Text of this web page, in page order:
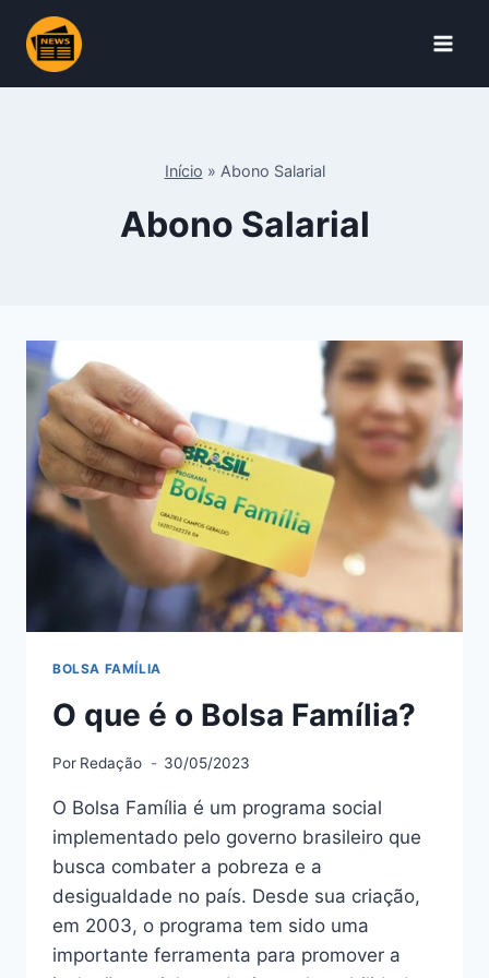
Pular
para
Início » Abono Salarial
Abono Salarial
BOLSA FAMÍLIA
O que é o Bolsa Família?
Por Redação 30/05/2023
O Bolsa Família é um programa social
implementado pelo governo brasileiro que
busca combater a pobreza e a
desigualdade no país. Desde sua criação,
em 2003, o programa tem sido uma
importante ferramenta para promover a